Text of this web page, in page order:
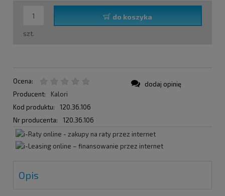
szt.
do koszyka
Ocena:
Producent:
Kalori
Kod produktu:
120.36.106
Nr producenta:
120.36.106
dodaj opinię
Opis